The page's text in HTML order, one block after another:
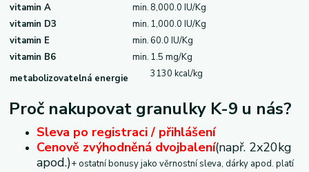
vitamin A
min. 8,000.0 IU/Kg
vitamin D3
min. 1,000.0 IU/Kg
vitamin E
min.60.0 IU/Kg
vitamin B6
min. 1.5 mg/Kg
metabolizovatelná energie
3130 kcal/kg
Proč nakupovat granulky K-9 u nás?
Sleva po registraci / přihlášení
Cenově zvýhodněná dvojbalení(např. 2x20kg
apod.)+ ostatní bonusy jako věrnostní sleva, dárky apod. platí